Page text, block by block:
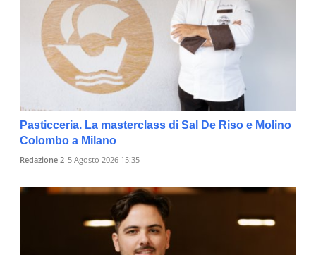
Pasticceria. La masterclass di Sal De Riso e Molino
Colombo a Milano
Redazione 2 5 Agosto 2026 15:35